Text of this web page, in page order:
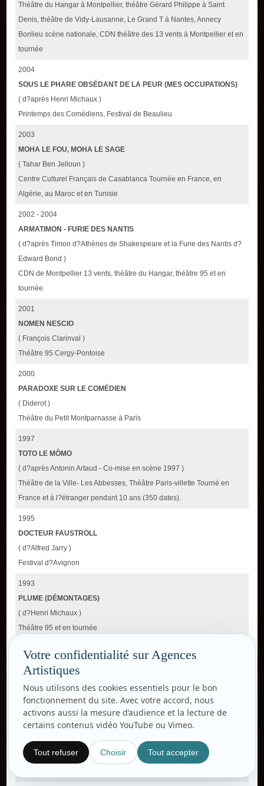
Théâtre du Hangar à Montpellier, théâtre Gérard Philippe à Saint
Denis, théâtre de Vidy-Lausanne, Le Grand T à Nantes, Annecy
Bonlieu scène nationale, CDN théâtre des 13 vents à Montpellier et en
tournée
2004
SOUS LE PHARE OBSÉDANT DE LA PEUR (MES OCCUPATIONS)
( d?après Henri Michaux )
Printemps des Comédiens, Festival de Beaulieu
2003
MOHA LE FOU, MOHA LE SAGE
( Tahar Ben Jelloun )
Centre Culturel Français de Casablanca Tournée en France, en
Algérie, au Maroc et en Tunisie
2002 - 2004
ARMATIMON - FURIE DES NANTIS
( d?après Timon d?Athènes de Shakespeare et la Furie des Nantis d?
Edward Bond )
CDN de Montpellier 13 vents, théâtre du Hangar, théâtre 95 et en
tournée.
2001
NOMEN NESCIO
( François Clarinval )
Théâtre 95 Cergy-Pontoise
2000
PARADOXE SUR LE COMÉDIEN
( Diderot )
Théâtre du Petit Montparnasse à Paris
1997
TOTO LE MÔMO
( d?après Antonin Artaud - Co-mise en scène 1997 )
Théâtre de la Ville- Les Abbesses, Théâtre Paris-villette Tourné en
France et à l?étranger pendant 10 ans (350 dates).
1995
DOCTEUR FAUSTROLL
( d?Alfred Jarry )
Festival d?Avignon
1993
PLUME (DÉMONTAGES)
( d?Henri Michaux )
Théâtre 95 et en tournée
( Samuel Beckett )
Théâtre Universitaire de Montpellier, Marseille et en tournée.
Récompenses
2017
GUEULE D'ANGE / CANNES : UN CERTAIN REGARD 2018
Votre confidentialité sur Agences
Artistiques
Nous utilisons des cookies essentiels pour le bon
fonctionnement du site. Avec votre accord, nous
activons aussi la mesure d’audience et la lecture de
certains contenus vidéo YouTube ou Vimeo.
Tout refuser Choisir Tout accepter